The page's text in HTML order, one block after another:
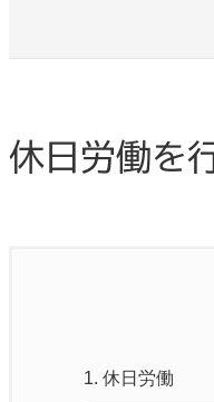
休日労働を
1. 休日労働